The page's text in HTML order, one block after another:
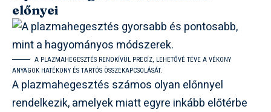
előnyei
A PLAZMAHEGESZTÉS RENDKÍVÜL PRECÍZ, LEHETŐVÉ TÉVE A VÉKONY
ANYAGOK HATÉKONY ÉS TARTÓS ÖSSZEKAPCSOLÁSÁT.
A plazmahegesztés számos olyan előnnyel
rendelkezik, amelyek miatt egyre inkább előtérbe